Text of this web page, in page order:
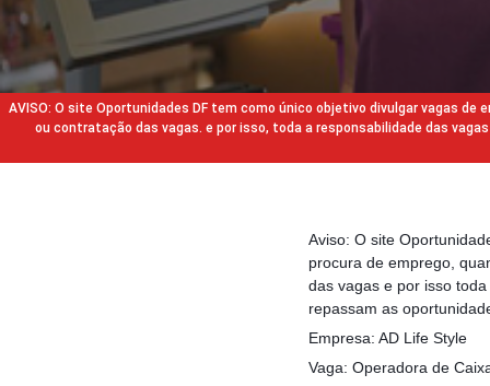
AVISO: O site Oportunidades DF tem como único objetivo divulgar vagas
ou contratação das vagas. e por isso, toda a responsabilidade das
Aviso: O site
procura de emprego,
das vagas e por isso
repassam as
Empresa: AD Life Style
Vaga: Operadora de